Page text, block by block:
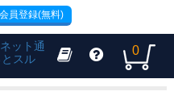
会員登録(無料)
0